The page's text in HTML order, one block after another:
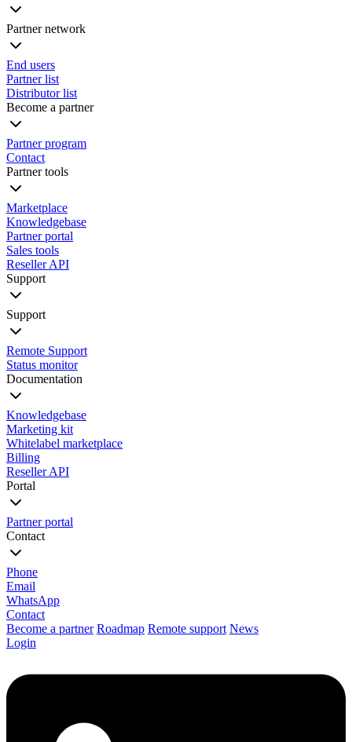
Partner network
End users
Partner list
Distributor list
Become a partner
Partner program
Contact
Partner tools
Marketplace
Knowledgebase
Partner portal
Sales tools
Reseller API
Support
Support
Remote Support
Status monitor
Documentation
Knowledgebase
Marketing kit
Whitelabel marketplace
Billing
Reseller API
Portal
Partner portal
Contact
Phone
Email
WhatsApp
Contact
Become a partner Roadmap Remote support News
Login